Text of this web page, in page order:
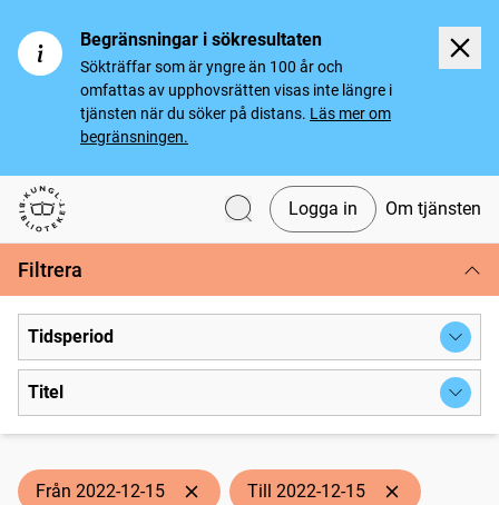
Begränsningar i sökresultaten
Sökträffar som är yngre än 100 år och
omfattas av upphovsrätten visas inte längre i
tjänsten när du söker på distans. Läs mer om
begränsningen.
Svenska tidningar
Logga in Om tjänsten
Filtrera
Tidsperiod
Titel
Från 2022-12-15 Till 2022-12-15